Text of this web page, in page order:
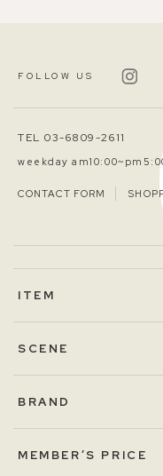
FOLLOW US
TEL 03-6809-2611
weekday
CONTACT FORM
ITEM
SCENE
BRAND
MEMBER’S PRICE